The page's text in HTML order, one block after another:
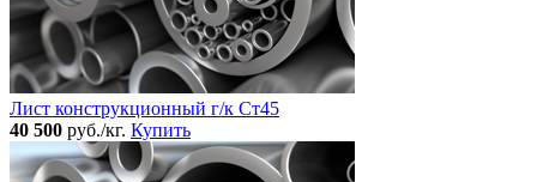
Лист конструкционный г/к Ст45
40 500 руб./кг. Купить